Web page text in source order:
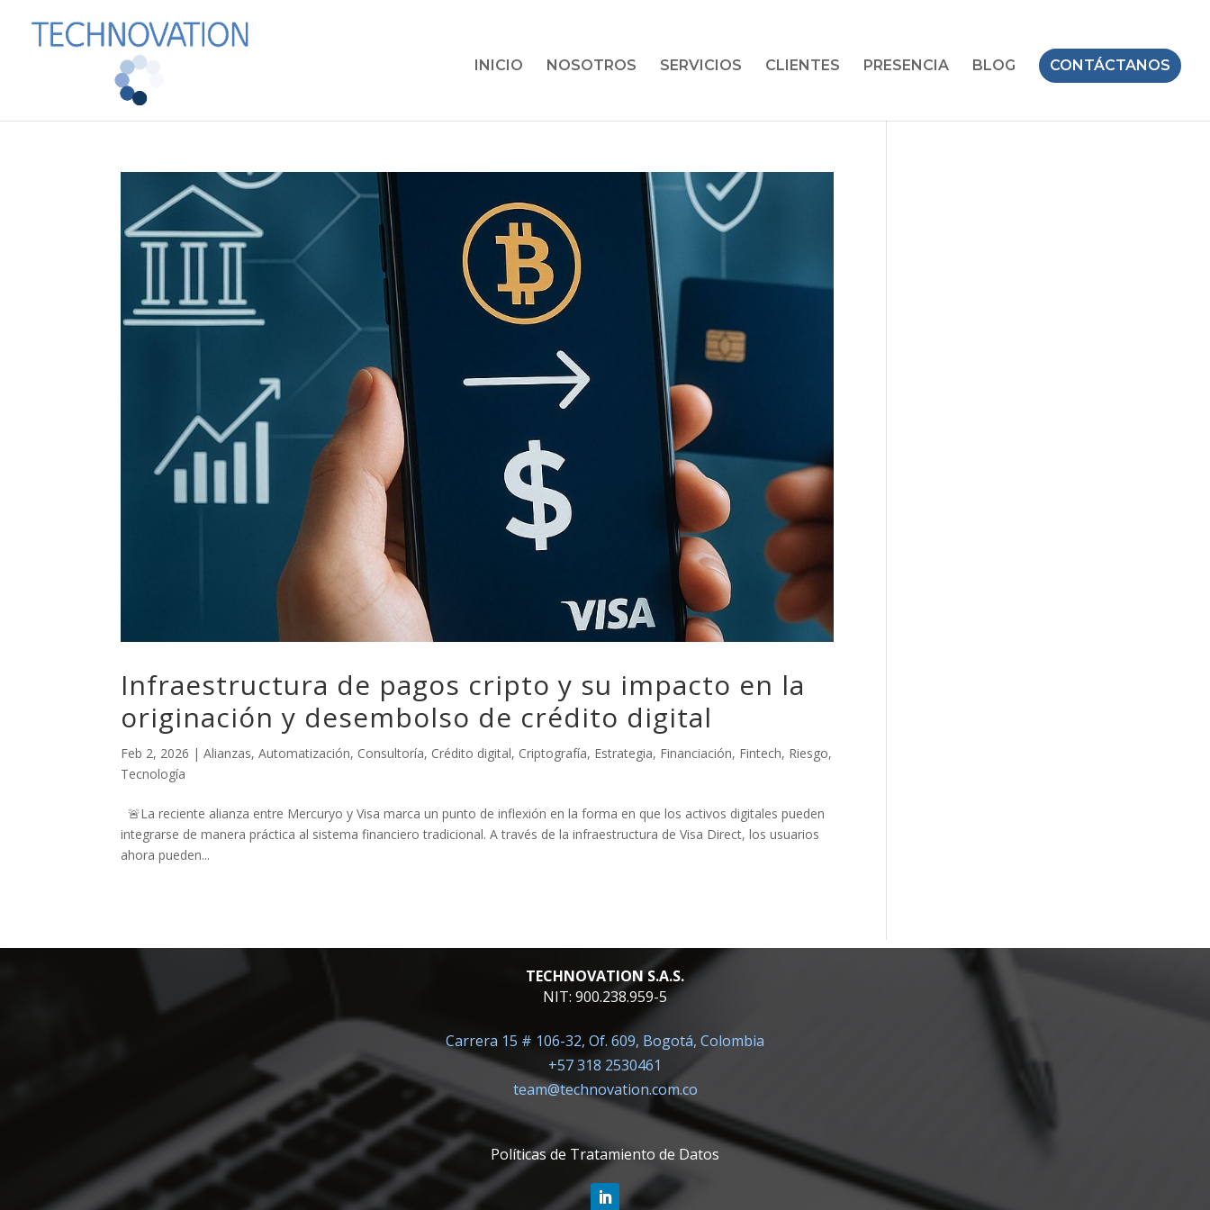
INICIO NOSOTROS SERVICIOS CLIENTES PRESENCIA BLOG CONTÁCTANOS
Infraestructura de pagos cripto y su impacto en la
originación y desembolso de crédito digital
Feb 2, 2026 |Alianzas,Automatización, Consultoría, Crédito digital, Criptografía, Estrategia, Financiación, Fintech, Riesgo,
Tecnología
🚨La reciente alianza entre Mercuryo y Visa marca un punto de inflexión en la forma en que los activos digitales pueden
integrarse de manera práctica al sistema financiero tradicional. A través de la infraestructura de Visa Direct, los usuarios
ahora pueden...
TECHNOVATION S.A.S.
NIT: 900.238.959-5
Carrera 15 # 106-32, Of. 609, Bogotá, Colombia
+57 318 2530461
team@technovation.com.co
Políticas de Tratamiento de Datos